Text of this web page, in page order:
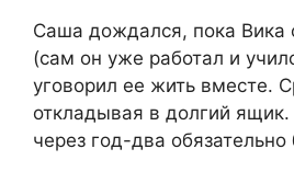
Саша дождался, пока Вика
(сам он уже работал и
уговорил ее жить вместе.
откладывая в долгий
через год-два